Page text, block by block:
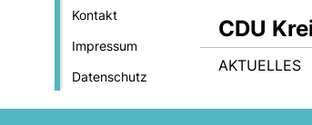
Kontakt
Impressum
Datenschutz
CDU
AKTUELLES